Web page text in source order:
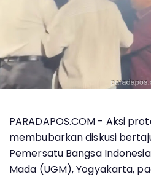
PARADAPOS.COM - Aksi
membubarkan diskusi
Pemersatu Bangsa
Mada (UGM), Yogyakarta,